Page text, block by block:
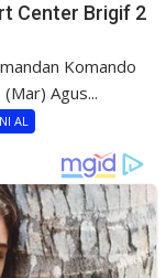
Center Brigif 2
Komando
Agus...
AL